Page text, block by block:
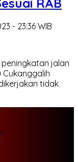
- 23:36 WIB
peningkatan jalan
Cukanggalih
tidak